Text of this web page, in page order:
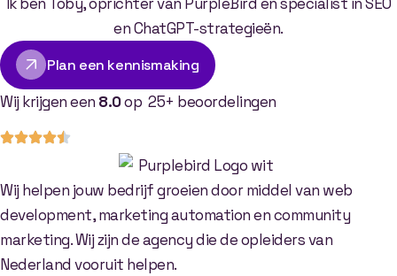
en ChatGPT-strategieën.
Plan een kennismaking
Wij krijgen een 8.0op 25+ beoordelingen
Wij helpen jouw bedrijf groeien door middel van web
development, marketing automation en community
marketing. Wij zijn de agency die de opleiders van
Nederland vooruit helpen.